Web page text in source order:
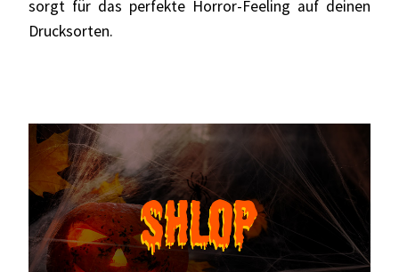
sorgt für das perfekte Horror-Feeling auf deinen
Drucksorten.